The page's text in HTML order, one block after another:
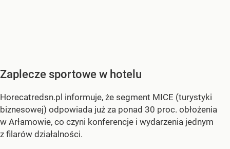
Zaplecze sportowe w hotelu
Horecatredsn.pl informuje, że segment MICE (turystyki
biznesowej) odpowiada już za ponad 30 proc. obłożenia
w Arłamowie, co czyni konferencje i wydarzenia jednym
z filarów działalności.